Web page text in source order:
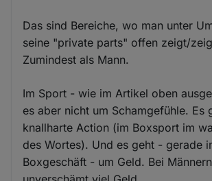
Das sind Bereiche, wo man unter
seine "private parts" offen zeigt/
Zumindest als Mann.
Im Sport - wie im Artikel oben
es aber nicht um Schamgefühle. Es
knallharte Action (im Boxsport im
des Wortes). Und es geht - gerade
Boxgeschäft - um Geld. Bei